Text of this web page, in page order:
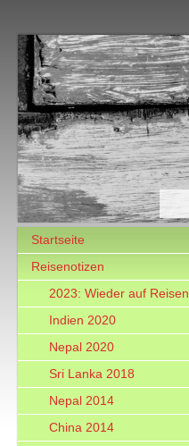
Startseite
Reisenotizen
2023: Wieder auf Reisen
Indien 2020
Nepal 2020
Sri Lanka 2018
Nepal 2014
China 2014